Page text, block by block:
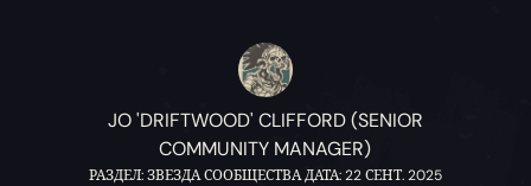
JO 'DRIFTWOOD' CLIFFORD (SENIOR
COMMUNITY MANAGER)
РАЗДЕЛ: ЗВЕЗДА СООБЩЕСТВА ДАТА: 22 СЕНТ. 2025